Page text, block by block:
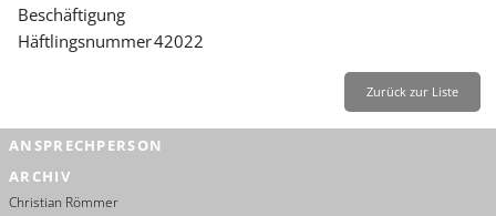
SERVICE
Leichte Sprache
Beschäftigung
Häftlingsnummer42022
Zurück zur Liste
ANSPRECHPERSON
ARCHIV
Christian Römmer